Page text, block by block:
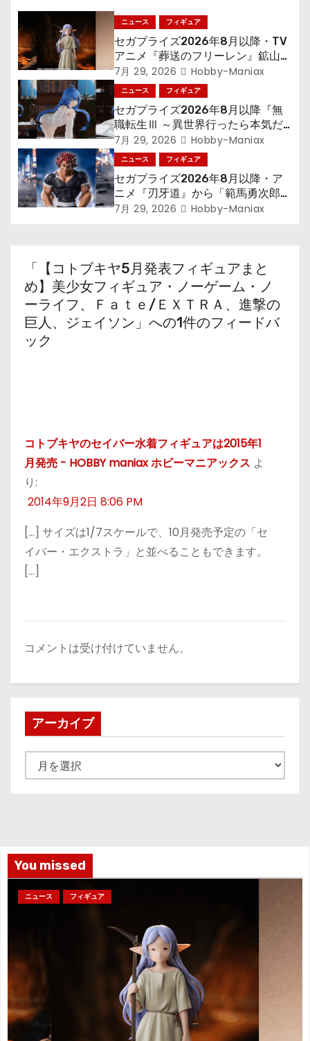
シ
ョ
ン
ニュース フィギュア
セガプライズ2026年8月以降・TV
アニメ『葬送のフリーレン』鉱山で
300年働くことになっっちゃった
「フリーレン」を立体化！
7月 29, 2026 Hobby-Maniax
ニュース フィギュア
セガプライズ2026年8月以降『無
職転生Ⅲ ～異世界行ったら本気だ
す～』から「ロキシー」のフィギュ
アが登場！
7月 29, 2026 Hobby-Maniax
ニュース フィギュア
セガプライズ2026年8月以降・ア
ニメ『刃牙道』から「範馬勇次郎」
が登場ッッ!!
7月 29, 2026 Hobby-Maniax
「【コトブキヤ5月発表フィギュアまと
め】美少女フィギュア・ノーゲーム・ノ
ーライフ、Ｆａｔｅ/ＥＸＴＲＡ、進撃の
巨人、ジェイソン」への1件のフィードバ
ック
コトブキヤのセイバー水着フィギュアは2015年1
月発売 - HOBBY maniax ホビーマニアックス よ
り:
2014年9月2日 8:06 PM
[…] サイズは1/7スケールで、10月発売予定の「セ
イバー・エクストラ」と並べることもできます。
[…]
コメントは受け付けていません。
アーカイブ
ー
You missed
ニュース フィギュア